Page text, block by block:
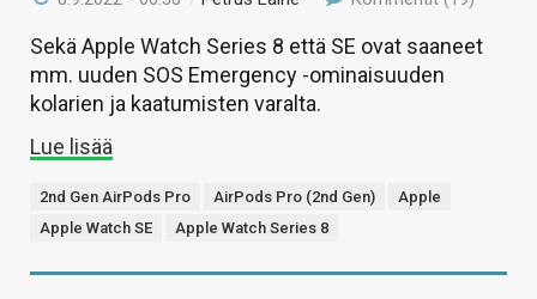
Sekä Apple Watch Series 8 että SE ovat saaneet
mm. uuden SOS Emergency -ominaisuuden
kolarien ja kaatumisten varalta.
Lue lisää
2nd Gen AirPods Pro AirPods Pro (2nd Gen)
Apple
Apple Watch SE
Apple Watch Series 8